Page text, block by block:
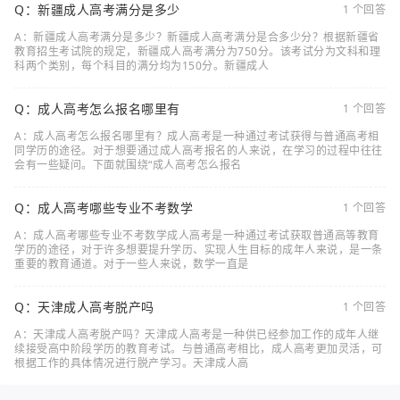
Q：新疆成人高考满分是多少
1 个回答
A：新疆成人高考满分是多少？新疆成人高考满分是合多少分？根据新疆省
教育招生考试院的规定，新疆成人高考满分为750分。该考试分为文科和理
科两个类别，每个科目的满分均为150分。新疆成人
Q：成人高考怎么报名哪里有
1 个回答
A：成人高考怎么报名哪里有？成人高考是一种通过考试获得与普通高考相
同学历的途径。对于想要通过成人高考报名的人来说，在学习的过程中往往
会有一些疑问。下面就围绕“成人高考怎么报名
Q：成人高考哪些专业不考数学
1 个回答
A：成人高考哪些专业不考数学成人高考是一种通过考试获取普通高等教育
学历的途径，对于许多想要提升学历、实现人生目标的成年人来说，是一条
重要的教育通道。对于一些人来说，数学一直是
Q：天津成人高考脱产吗
1 个回答
A：天津成人高考脱产吗？天津成人高考是一种供已经参加工作的成年人继
续接受高中阶段学历的教育考试。与普通高考相比，成人高考更加灵活，可
根据工作的具体情况进行脱产学习。天津成人高